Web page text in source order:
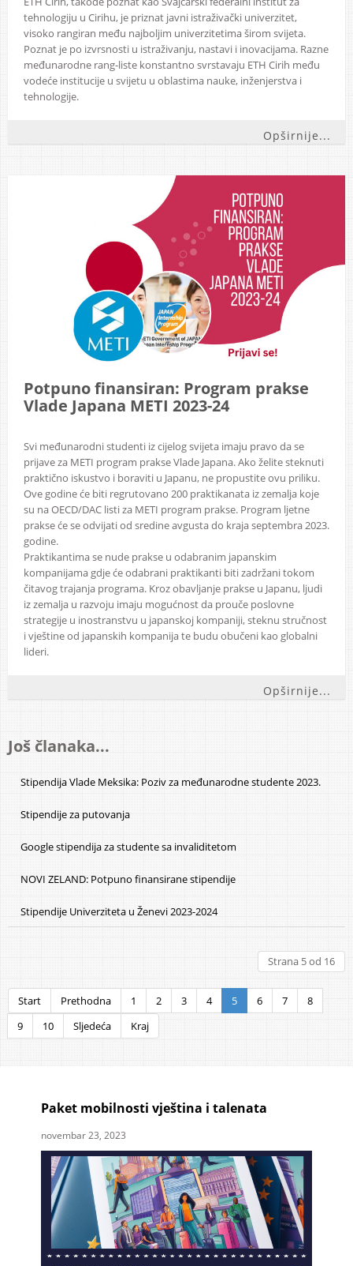
tehnologiju u Cirihu, je priznat javni istraživački univerzitet,
visoko rangiran među najboljim univerzitetima širom svijeta.
Poznat je po izvrsnosti u istraživanju, nastavi i inovacijama. Razne
međunarodne rang-liste konstantno svrstavaju ETH Cirih među
vodeće institucije u svijetu u oblastima nauke, inženjerstva i
tehnologije.
Opširnije...
Potpuno finansiran: Program prakse
Vlade Japana METI 2023-24
Svi međunarodni studenti iz cijelog svijeta imaju pravo da se
prijave za METI program prakse Vlade Japana. Ako želite steknuti
praktično iskustvo i boraviti u Japanu, ne propustite ovu priliku.
Ove godine će biti regrutovano 200 praktikanata iz zemalja koje
su na OECD/DAC listi za METI program prakse. Program ljetne
prakse će se odvijati od sredine avgusta do kraja septembra 2023.
godine.
Praktikantima se nude prakse u odabranim japanskim
kompanijama gdje će odabrani praktikanti biti zadržani tokom
čitavog trajanja programa. Kroz obavljanje prakse u Japanu, ljudi
iz zemalja u razvoju imaju mogućnost da prouče poslovne
strategije u inostranstvu u japanskoj kompaniji, steknu stručnost
i vještine od japanskih kompanija te budu obučeni kao globalni
lideri.
Opširnije...
Još članaka...
Stipendija Vlade Meksika: Poziv za međunarodne studente 2023.
Stipendije za putovanja
Google stipendija za studente sa invaliditetom
NOVI ZELAND: Potpuno finansirane stipendije
Stipendije Univerziteta u Ženevi 2023-2024
Strana 5 od 16
Start Prethodna 1 2 3 4 5 6 7
8
9
10 Sljedeća Kraj
Paket mobilnosti vještina i talenata
novembar 23, 2023